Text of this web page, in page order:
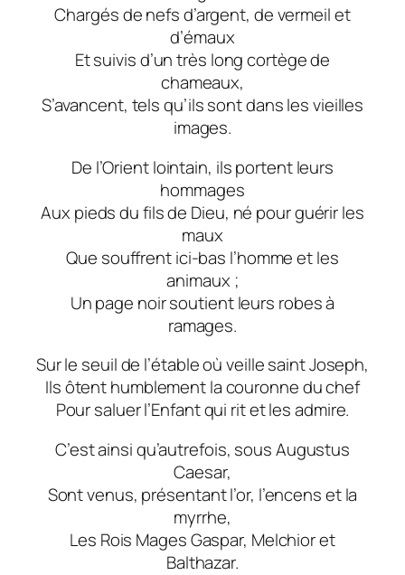
Chargés de nefs d’argent, de vermeil et
d’émaux
Et suivis d’un très long cortège de
chameaux,
S’avancent, tels qu’ils sont dans les vieilles
images.
De l’Orient lointain, ils portent leurs
hommages
Aux pieds du fils de Dieu, né pour guérir les
maux
Que souffrent ici-bas l’homme et les
animaux ;
Un page noir soutient leurs robes à
ramages.
Sur le seuil de l’étable où veille saint Joseph,
Ils ôtent humblement la couronne du chef
Pour saluer l’Enfant qui rit et les admire.
C’est ainsi qu’autrefois, sous Augustus
Caesar,
Sont venus, présentant l’or, l’encens et la
myrrhe,
Les Rois Mages Gaspar, Melchior et
Balthazar.